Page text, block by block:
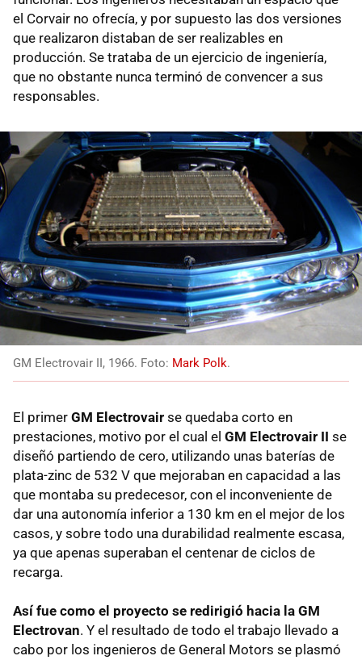
el Corvair no ofrecía, y por supuesto las dos versiones
que realizaron distaban de ser realizables en
producción. Se trataba de un ejercicio de ingeniería,
que no obstante nunca terminó de convencer a sus
responsables.
GM Electrovair II, 1966. Foto: Mark Polk.
El primer GM Electrovair se quedaba corto en
prestaciones, motivo por el cual el GM Electrovair II se
diseñó partiendo de cero, utilizando unas baterías de
plata-zinc de 532 V que mejoraban en capacidad a las
que montaba su predecesor, con el inconveniente de
dar una autonomía inferior a 130 km en el mejor de los
casos, y sobre todo una durabilidad realmente escasa,
ya que apenas superaban el centenar de ciclos de
recarga.
Así fue como el proyecto se redirigió hacia la GM
Electrovan. Y el resultado de todo el trabajo llevado a
cabo por los ingenieros de General Motors se plasmó